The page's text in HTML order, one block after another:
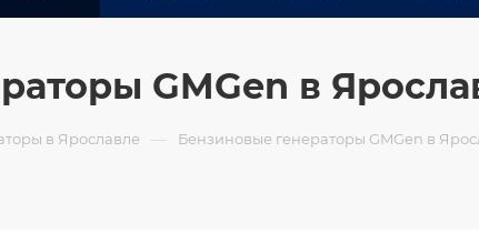
GMGen в
в Ярославле — Бензиновые генераторы GMGen в